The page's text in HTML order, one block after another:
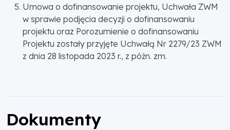
Umowa o dofinansowanie projektu, Uchwała ZWM
w sprawie podjęcia decyzji o dofinansowaniu
projektu oraz Porozumienie o dofinansowaniu
Projektu zostały przyjęte Uchwałą Nr 2279/23 ZWM
z dnia 28 listopada 2023 r., z późn. zm.
Dokumenty